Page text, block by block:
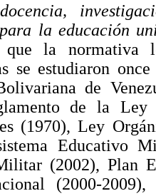
para la educación
que la normativa
se estudiaron
de
de la
(1970), Ley
Educativo
(2002), Plan
(2000-